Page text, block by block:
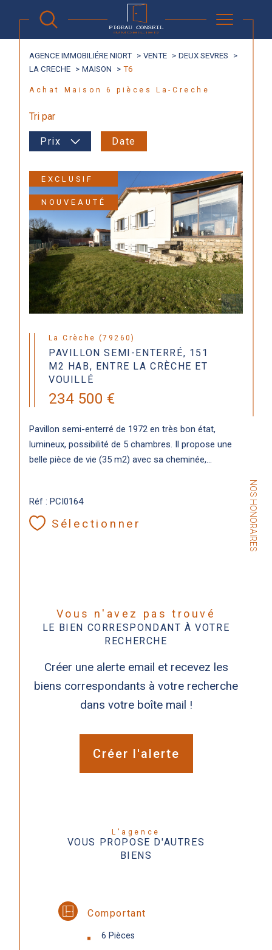
NOS HONORAIRES
AGENCE IMMOBILIÉRE NIORT VENTE
DEUX SEVRES
LA CRECHE
MAISON T6
Achat Maison 6 pièces La-Creche
Tri par
Prix Date
EXCLUSIF
NOUVEAUTÉ
La Crèche (79260)
PAVILLON SEMI-ENTERRÉ, 151
M2 HAB, ENTRE LA CRÈCHE ET
VOUILLÉ
234 500 €
Pavillon semi-enterré de 1972 en très bon état,
lumineux, possibilité de 5 chambres. Il propose une
belle pièce de vie (35 m2) avec sa cheminée,...
Réf : PCI0164
Sélectionner
Vous n'avez pas trouvé
LE BIEN CORRESPONDANT À VOTRE
RECHERCHE
Créer une alerte email et recevez les
biens correspondants à votre recherche
dans votre boîte mail !
Créer l'alerte
L'agence
VOUS PROPOSE D'AUTRES
BIENS
Comportant
6 Pièces